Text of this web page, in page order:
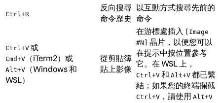
Ctrl+R
反向搜尋
命令歷史
以互動方式搜尋先前的
命令
Ctrl+V 或
Cmd+V （iTerm2）或
Alt+V
（Windows 和
WSL）
從剪貼簿
貼上影像
在游標處插入
[Image
#N] 晶片，以便您可以
在提示中按位置參考
它。在 WSL 上，
Ctrl+V 和 Alt+V 都已繫
結；如果您的終端攔截
Ctrl+V ，請使用 Alt+V